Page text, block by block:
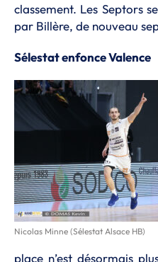
classement. Les Septors
par Billère, de nouveau
Sélestat enfonce Valence
Nicolas Minne (Sélestat Alsace HB)
place n’est désormais